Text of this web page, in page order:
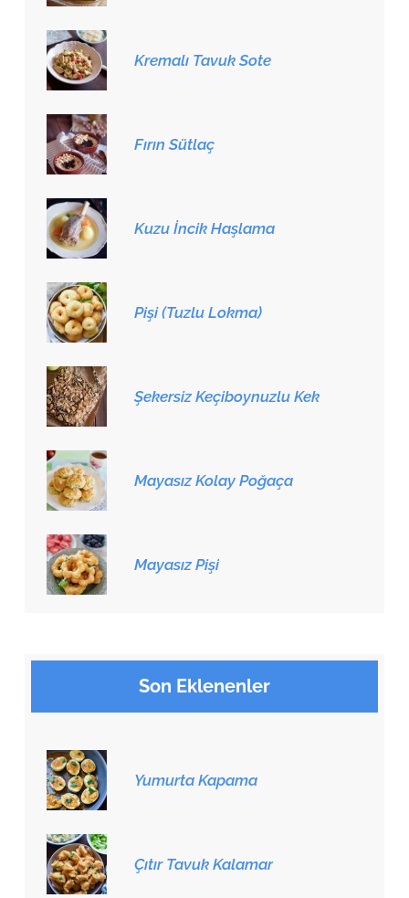
Kremalı Tavuk Sote
Fırın Sütlaç
Kuzu İncik Haşlama
Pişi (Tuzlu Lokma)
Şekersiz Keçiboynuzlu Kek
Mayasız Kolay Poğaça
Mayasız Pişi
Son Eklenenler
Yumurta Kapama
Çıtır Tavuk Kalamar